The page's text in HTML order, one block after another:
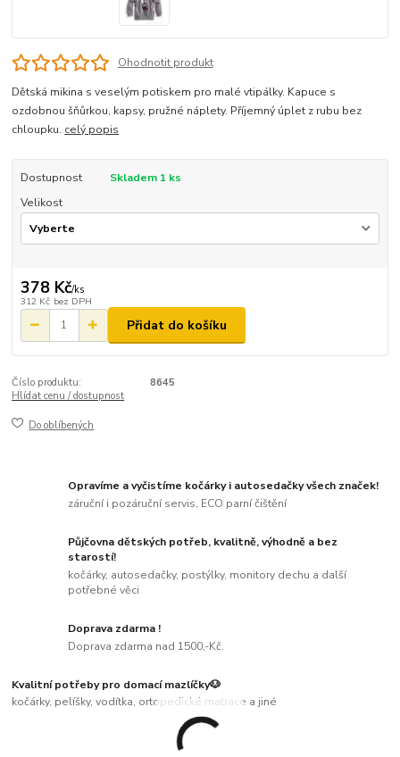
Ohodnotit produkt
Dětská mikina s veselým potiskem pro malé vtipálky. Kapuce s
ozdobnou šňůrkou, kapsy, pružné náplety. Příjemný úplet z rubu bez
chloupku. celý popis
Dostupnost
Skladem 1 ks
Velikost
378 Kč/ks
312 Kč bez DPH
Přidat do košíku
Číslo produktu:
8645
Hlídat cenu / dostupnost
Do oblíbených
Opravíme a vyčistíme kočárky i autosedačky všech značek!
záruční i pozáruční servis, ECO parní čištění
Půjčovna dětských potřeb, kvalitně, výhodně a bez
starostí!
kočárky, autosedačky, postýlky, monitory dechu a další
potřebné věci
Doprava zdarma !
Doprava zdarma nad 1500,-Kč.
Kvalitní potřeby pro domací mazlíčky🐶
kočárky, pelíšky, vodítka, ortopedické matrace a jiné